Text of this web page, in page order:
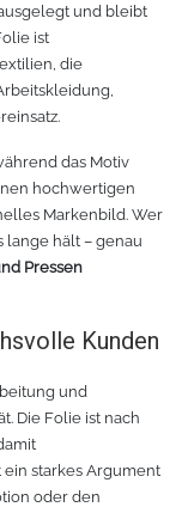
und bleibt
ist
die
das Motiv
hochwertigen
Markenbild. Wer
lange hält – genau
Pressen
Kunden
und
Die Folie ist nach
starkes Argument
oder den